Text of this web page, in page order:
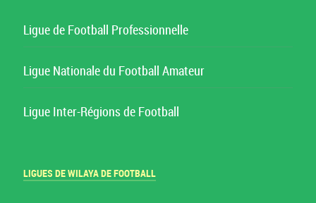
Ligue de Football Professionnelle
Ligue Nationale du Football Amateur
Ligue Inter-Régions de Football
LIGUES DE WILAYA DE FOOTBALL